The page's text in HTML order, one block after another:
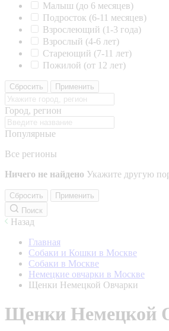
Малыш (до 6 месяцев)
Подросток (6-11 месяцев)
Взрослеющий (1-3 года)
Взрослый (4-6 лет)
Стареющий (7-11 лет)
Пожилой (от 12 лет)
Сбросить Применить
Город, регион
Популярные
Все регионы
Ничего не найдено Укажите другую
Сбросить
Применить
Поиск
Назад
Главная
Собаки и Кошки в Москве
Собаки в Москве
Немецкие овчарки в Москве
Щенки Немецкой Овчарки
Щенки Немецкой